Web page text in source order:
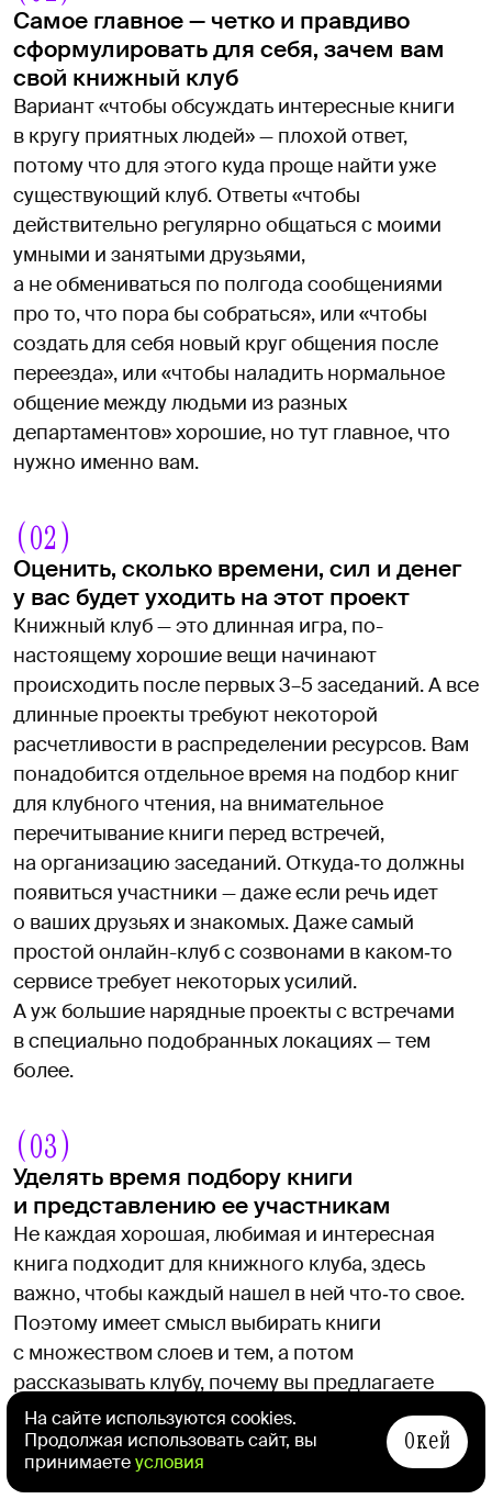
Самое главное — четко и правдиво
сформулировать для себя, зачем вам
свой книжный клуб
Вариант «чтобы обсуждать интересные книги
в кругу приятных людей» — плохой ответ,
потому что для этого куда проще найти уже
существующий клуб. Ответы «чтобы
действительно регулярно общаться с моими
умными и занятыми друзьями,
а не обмениваться по полгода сообщениями
про то, что пора бы собраться», или «чтобы
создать для себя новый круг общения после
переезда», или «чтобы наладить нормальное
общение между людьми из разных
департаментов» хорошие, но тут главное, что
нужно именно вам.
(02)
Оценить, сколько времени, сил и денег
у вас будет уходить на этот проект
Книжный клуб — это длинная игра, по-
настоящему хорошие вещи начинают
происходить после первых 3–5 заседаний. А все
длинные проекты требуют некоторой
расчетливости в распределении ресурсов. Вам
понадобится отдельное время на подбор книг
для клубного чтения, на внимательное
перечитывание книги перед встречей,
на организацию заседаний. Откуда‑то должны
появиться участники — даже если речь идет
о ваших друзьях и знакомых. Даже самый
простой онлайн-клуб с созвонами в каком‑то
сервисе требует некоторых усилий.
А уж большие нарядные проекты с встречами
в специально подобранных локациях — тем
более.
(03)
Уделять время подбору книги
и представлению ее участникам
Не каждая хорошая, любимая и интересная
книга подходит для книжного клуба, здесь
важно, чтобы каждый нашел в ней что‑то свое.
Поэтому имеет смысл выбирать книги
с множеством слоев и тем, а потом
рассказывать клубу, почему вы предлагаете
им потратить десять или двадцать часов жизни
на чтение именно этого текста, что в нем
такого.
На сайте используются cookies.
Продолжая использовать сайт, вы
принимаетеусловия
Окей